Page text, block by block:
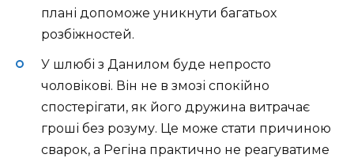
плані допоможе уникнути багатьох
розбіжностей.
У шлюбі з Данилом буде непросто
чоловікові. Він не в змозі спокійно
спостерігати, як його дружина витрачає
гроші без розуму. Це може стати причиною
сварок, а Регіна практично не реагуватиме